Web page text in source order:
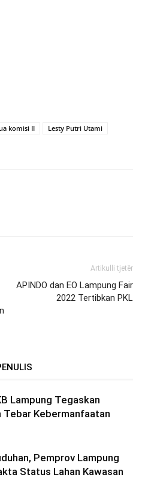
komisi II
Lesty Putri Utami
Artikulli tjetër
APINDO dan EO Lampung Fair
2022 Tertibkan PKL
Lampung Tegaskan
Tebar Kebermanfaatan
Pemprov Lampung
Status Lahan Kawasan